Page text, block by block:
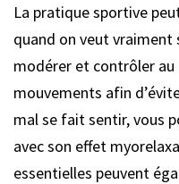
La pratique sportive
quand on veut vraiment
modérer et contrôler au
mouvements afin
mal se fait sentir, vous
avec son effet
essentielles peuvent